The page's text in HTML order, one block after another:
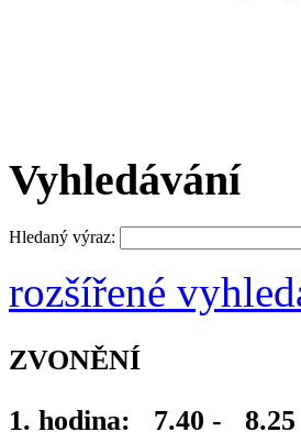
Vyhledávání
Hledaný výraz:
rozšířené
ZVONĚNÍ
1. hodina: 7.40 - 8.25